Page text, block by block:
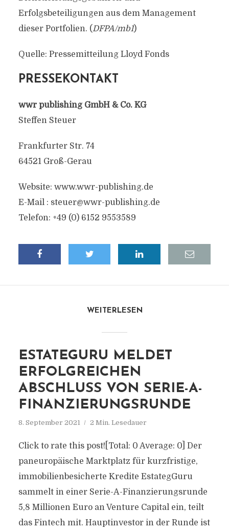
Erfolgsbeteiligungen aus dem Management
dieser Portfolien. (DFPA/mb1)
Quelle: Pressemitteilung Lloyd Fonds
PRESSEKONTAKT
wwr publishing GmbH & Co. KG
Steffen Steuer
Frankfurter Str. 74
64521 Groß-Gerau
Website: www.wwr-publishing.de
E-Mail : steuer@wwr-publishing.de
Telefon: +49 (0) 6152 9553589
WEITERLESEN
ESTATEGURU MELDET
ERFOLGREICHEN
ABSCHLUSS VON SERIE-A-
FINANZIERUNGSRUNDE
8. September 2021 2 Min. Lesedauer
Click to rate this post![Total: 0 Average: 0] Der
paneuropäische Marktplatz für kurzfristige,
immobilienbesicherte Kredite EstategGuru
sammelt in einer Serie-A-Finanzierungsrunde
5,8 Millionen Euro an Venture Capital ein, teilt
das Fintech mit. Hauptinvestor in der Runde ist